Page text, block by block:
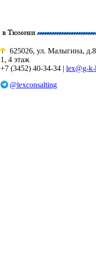
625026, ул. Малыгина,
1, 4 этаж
+7 (3452) 40-34-34 | lex@g-
@lexconsalting